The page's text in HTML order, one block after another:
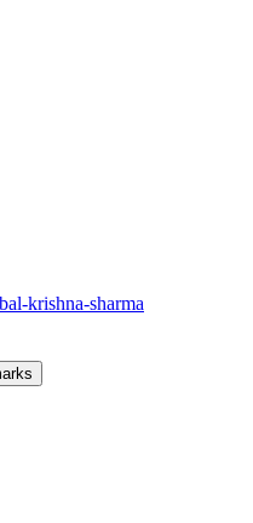
krishna-sharma